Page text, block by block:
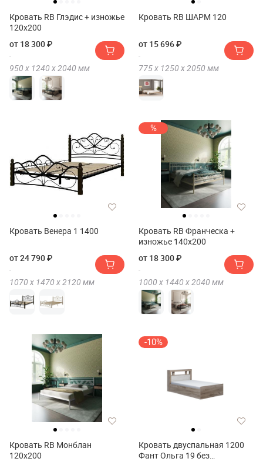
Кровать RB Глэдис + изножье
120х200
от 18 300 ₽
950 х 1240 х2040 мм
Кровать RB ШАРМ 120
от 15 696 ₽
775 х 1250 х2050 мм
Кровать Венера 1 1400
от 24 790 ₽
1070 х 1470 х2120 мм
%
Кровать RB Франческа +
изножье 140х200
от 18 300 ₽
1000 х 1440 х2040 мм
Кровать RB Монблан
120х200
-10%
Кровать двуспальная 1200
Фант Ольга 19 без